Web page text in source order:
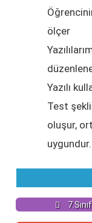
ölçer
Yazılı
Test
oluşur,
uygundur.